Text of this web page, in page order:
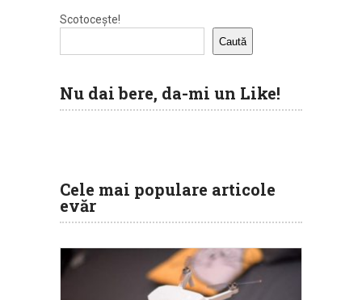
Scotocește!
Caută
Nu dai bere, da-mi un Like!
Cele mai populare articole
evăr